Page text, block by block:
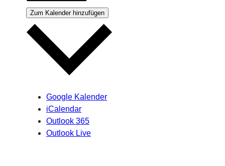
Zum Kalender hinzufügen
Google Kalender
iCalendar
Outlook 365
Outlook Live